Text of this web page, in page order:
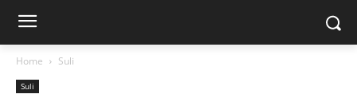
Home Suli
Suli